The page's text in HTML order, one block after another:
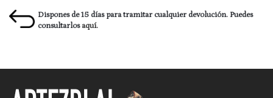
Dispones de 15 días para tramitar cualquier devolución. Puedes
consultarlosaquí.